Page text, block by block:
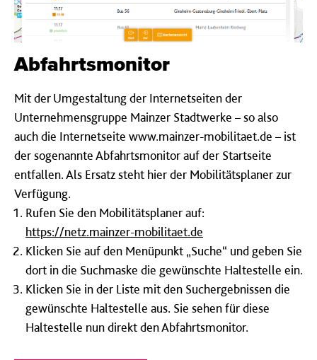
Abfahrtsmonitor
Mit der Umgestaltung der Internetseiten der
Unternehmensgruppe Mainzer Stadtwerke – so also
auch die Internetseite www.mainzer-mobilitaet.de – ist
der sogenannte Abfahrtsmonitor auf der Startseite
entfallen. Als Ersatz steht hier der Mobilitätsplaner zur
Verfügung.
Rufen Sie den Mobilitätsplaner auf:
https://netz.mainzer-mobilitaet.de
Klicken Sie auf den Menüpunkt „Suche“ und geben Sie
dort in die Suchmaske die gewünschte Haltestelle ein.
Klicken Sie in der Liste mit den Suchergebnissen die
gewünschte Haltestelle aus. Sie sehen für diese
Haltestelle nun direkt den Abfahrtsmonitor.